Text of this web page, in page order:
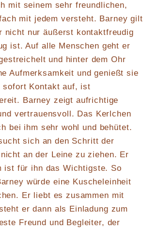
mit seinem sehr freundlichen,
mit jedem versteht. Barney gilt
nicht nur äußerst kontaktfreudig
ist. Auf alle Menschen geht er
und hinter dem Ohr
Aufmerksamkeit und genießt sie
sofort Kontakt auf, ist
Barney zeigt aufrichtige
vertrauensvoll. Das Kerlchen
bei ihm sehr wohl und behütet.
sich an den Schritt der
an der Leine zu ziehen. Er
ist für ihn das Wichtigste. So
würde eine Kuscheleinheit
Er liebt es zusammen mit
er dann als Einladung zum
Freund und Begleiter, der